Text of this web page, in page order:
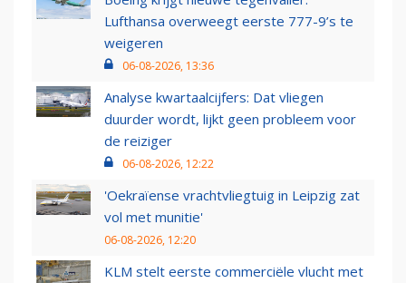
Lufthansa overweegt eerste 777-9’s te
weigeren
06-08-2026, 13:36
Analyse kwartaalcijfers: Dat vliegen
duurder wordt, lijkt geen probleem voor
de reiziger
06-08-2026, 12:22
'Oekraïense vrachtvliegtuig in Leipzig zat
vol met munitie'
06-08-2026, 12:20
KLM stelt eerste commerciële vlucht met